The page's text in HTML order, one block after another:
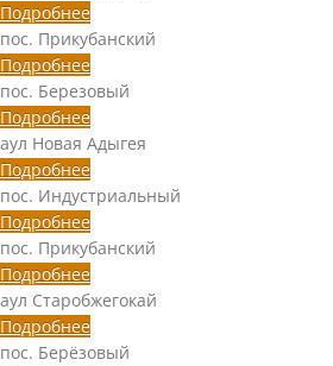
Подробнее
пос. Прикубанский
Подробнее
пос. Березовый
Подробнее
аул Новая Адыгея
Подробнее
пос. Индустриальный
Подробнее
пос. Прикубанский
Подробнее
аул Старобжегокай
Подробнее
пос. Берёзовый